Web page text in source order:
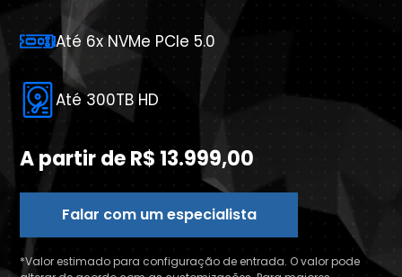
Até 6x NVMe PCIe 5.0
Até 300TB HD
A partir de R$ 13.999,00
Falar com um especialista
*Valor estimado para configuração de entrada. O valor pode